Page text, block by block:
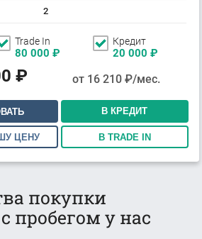
2
Trade In
80 000 ₽
Кредит
20 000 ₽
₽ от 16 210₽/мес.
В КРЕДИТ
ЦЕНУ В TRADE IN
покупки
пробегом у нас